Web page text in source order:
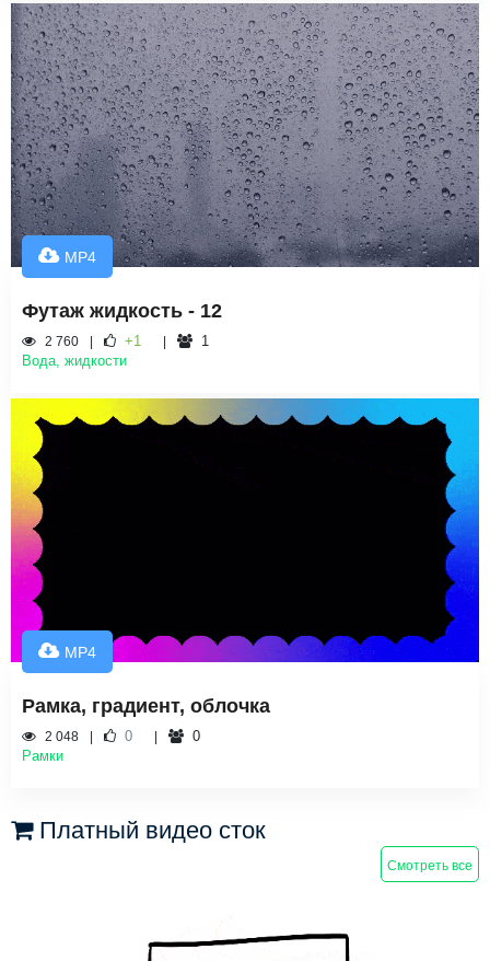
MP4
Футаж жидкость - 12
2 760 +1
1
Вода, жидкости
MP4
Рамка, градиент, облочка
2 048 0
0
Рамки
Платный видео сток
Смотреть все